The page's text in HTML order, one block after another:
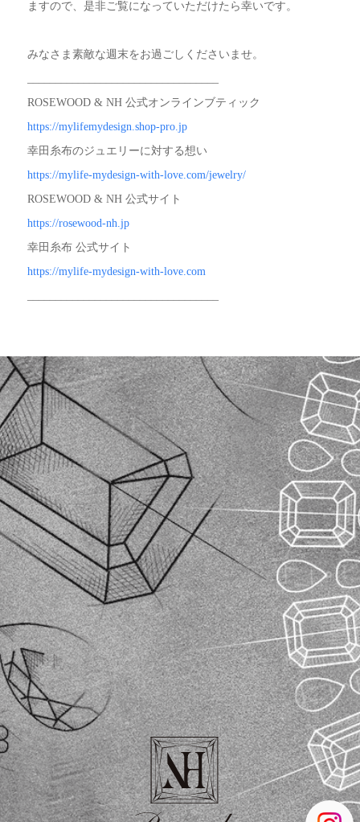
ますので、是非ご覧になっていただけたら幸いです。
みなさま素敵な週末をお過ごしくださいませ。
ROSEWOOD & NH 公式オンラインブティック
https://mylifemydesign.shop-pro.jp
幸田糸布のジュエリーに対する想い
https://mylife-mydesign-with-love.com/jewelry/
ROSEWOOD & NH 公式サイト
https://rosewood-nh.jp
幸田糸布 公式サイト
https://mylife-mydesign-with-love.com